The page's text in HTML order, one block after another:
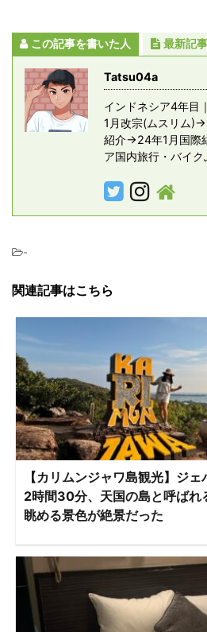
この記事を書いた人 最新記事
Tatsu04a
インドネシア4年
1月改宗(ムスリム
紹介→24年1月国際
ア国内旅行・バイ
-
関連記事はこちら
【カリムンジャワ島観光】ジ
2時間30分、天国の島と呼ばれ
眺める景色が絶景だった